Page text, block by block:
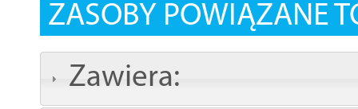
ZASOBY POWIĄZANE
Zawiera: